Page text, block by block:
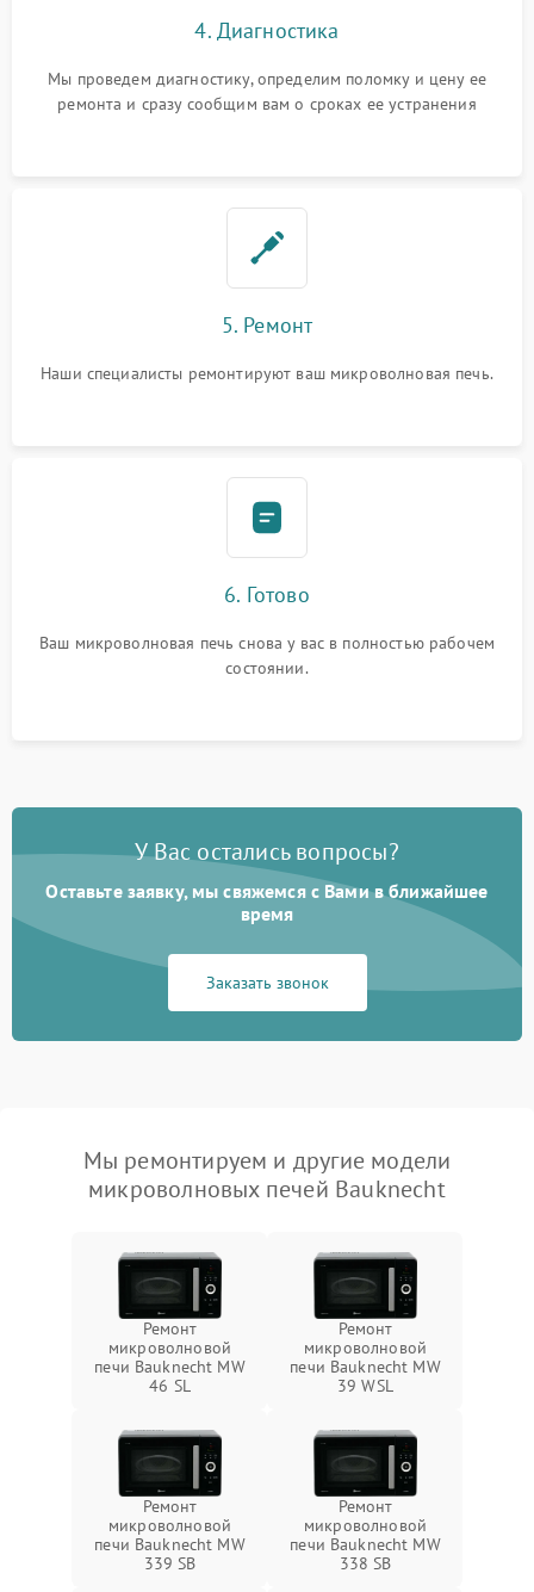
4. Диагностика
Мы проведем диагностику, определим поломку и цену ее
ремонта и сразу сообщим вам о сроках ее устранения
5. Ремонт
Наши специалисты ремонтируют ваш микроволновая печь.
6. Готово
Ваш микроволновая печь снова у вас в полностью рабочем
состоянии.
У Вас остались вопросы?
Оставьте заявку, мы свяжемся с Вами в ближайшее
время
Заказать звонок
Мы ремонтируем и другие модели
микроволновых печей Bauknecht
Ремонт
микроволновой
печи Bauknecht MW
46 SL
Ремонт
микроволновой
печи Bauknecht MW
39 WSL
Ремонт
микроволновой
печи Bauknecht MW
339 SB
Ремонт
микроволновой
печи Bauknecht MW
338 SB